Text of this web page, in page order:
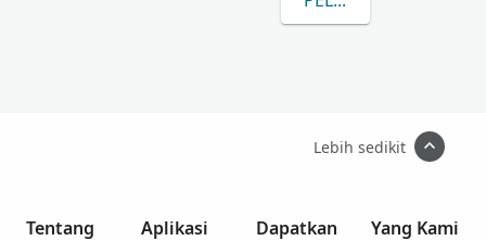
Lebih sedikit
Tentang
Aplikasi
Dapatkan
Yang Kami